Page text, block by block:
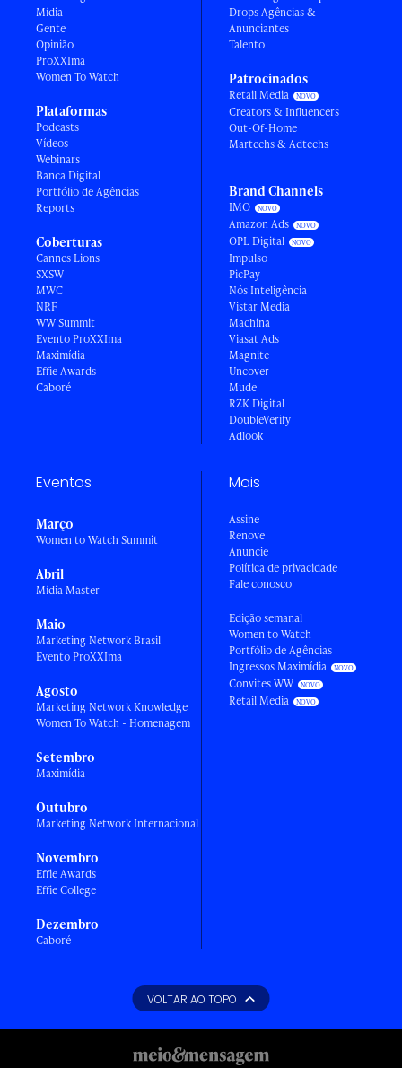
Mídia
Gente
Opinião
ProXXIma
Women To Watch
Plataformas
Podcasts
Vídeos
Webinars
Banca Digital
Portfólio de Agências
Reports
Coberturas
Cannes Lions
SXSW
MWC
NRF
WW Summit
Evento ProXXIma
Maximídia
Effie Awards
Caboré
Drops Agências &
Anunciantes
Talento
Patrocinados
Retail Media
Creators & Influencers
Out-Of-Home
Martechs & Adtechs
Brand Channels
IMO
Amazon Ads
OPL Digital
Impulso
PicPay
Nós Inteligência
Vistar Media
Machina
Viasat Ads
Magnite
Uncover
Mude
RZK Digital
DoubleVerify
Adlook
Eventos
Março
Women to Watch Summit
Abril
Mídia Master
Maio
Marketing Network Brasil
Evento ProXXIma
Agosto
Marketing Network Knowledge
Women To Watch - Homenagem
Setembro
Maximídia
Outubro
Marketing Network Internacional
Novembro
Effie Awards
Effie College
Dezembro
Caboré
Mais
Assine
Renove
Anuncie
Política de privacidade
Fale conosco
Edição semanal
Women to Watch
Portfólio de Agências
Ingressos Maximídia
Convites WW
Retail Media
VOLTAR AO TOPO